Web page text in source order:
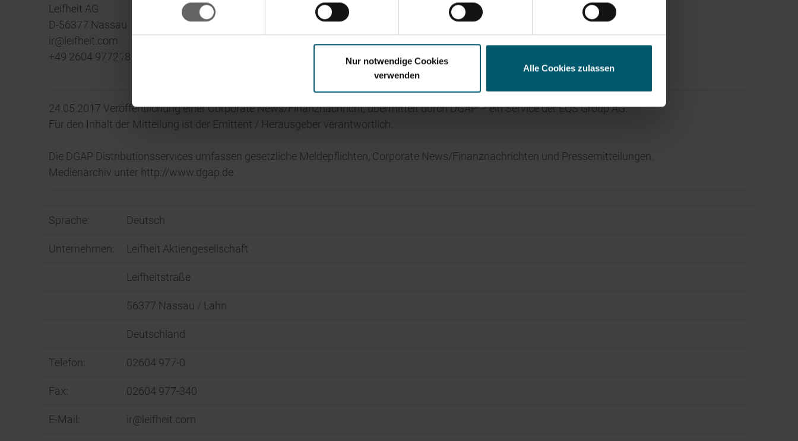
Nur notwendige Cookies
verwenden
Alle Cookies zulassen
Leifheit AG
D-56377 Nassau
ir@leifheit.com
+49 2604 977218
24.05.2017 Veröffentlichung einer Corporate News/Finanznachricht, übermittelt durch DGAP – ein Service der EQS Group AG.
Für den Inhalt der Mitteilung ist der Emittent / Herausgeber verantwortlich.
Die DGAP Distributionsservices umfassen gesetzliche Meldepflichten, Corporate News/Finanznachrichten und Pressemitteilungen.
Medienarchiv unter http://www.dgap.de
Sprache: Deutsch
Unternehmen: Leifheit Aktiengesellschaft
Leifheitstraße
56377 Nassau / Lahn
Deutschland
Telefon: 02604 977-0
Fax: 02604 977-340
E-Mail: ir@leifheit.com